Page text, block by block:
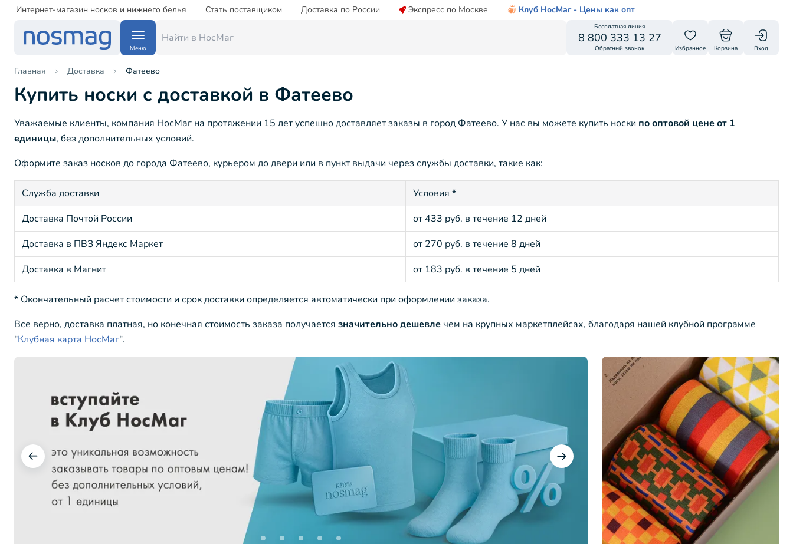
Интернет-магазин носков и нижнего белья Стать поставщиком Доставка по России Экспресс по Москве Клуб НосМаг - Цены как опт
Меню
Бесплатная линия
8 800 333 13 27
Обратный звонок Избранное Корзина Вход
Главная Доставка Фатеево
Купить носки с доставкой в Фатеево
Уважаемые клиенты, компания НосМаг на протяжении 15 лет успешно доставляет заказы в город Фатеево. У нас вы можете купить носки по оптовой цене от 1
единицы, без дополнительных условий.
Оформите заказ носков до города Фатеево, курьером до двери или в пункт выдачи через службы доставки, такие как:
Служба доставки
Условия *
Доставка Почтой России
от 433 руб. в течение 12 дней
Доставка в ПВЗ Яндекс Маркет
от 270 руб. в течение 8 дней
Доставка в Магнит
от 183 руб. в течение 5 дней
* Окончательный расчет стоимости и срок доставки определяется автоматически при оформлении заказа.
Все верно, доставка платная, но конечная стоимость заказа получается значительно дешевле чем на крупных маркетплейсах, благодаря нашей клубной программе
"Клубная карта НосМаг".